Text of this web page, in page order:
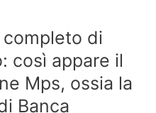
di
così appare il
Mps, ossia la
Banca